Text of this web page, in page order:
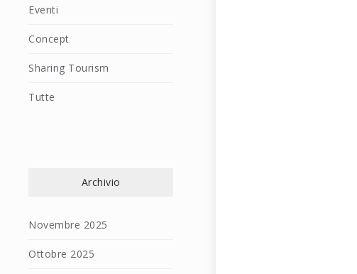
Eventi
Concept
Sharing Tourism
Tutte
Archivio
Novembre 2025
Ottobre 2025